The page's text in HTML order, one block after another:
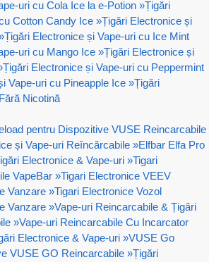
uri cu Cola Ice la e-Potion »Țigări
Cotton Candy Ice »Țigări Electronice și
Țigări Electronice și Vape-uri cu Ice Mint
uri cu Mango Ice »Țigări Electronice și
Țigări Electronice și Vape-uri cu Peppermint
Vape-uri cu Pineapple Ice »Țigări
Nicotină
pentru Dispozitive VUSE Reincarcabile
și Vape-uri Reîncărcabile »Elfbar Elfa Pro
Electronice & Vape-uri »Tigari
VapeBar »Tigari Electronice VEEV
Vanzare »Tigari Electronice Vozol
Vanzare »Vape-uri Reincarcabile & Țigări
»Vape-uri Reincarcabile Cu Incarcator
Electronice & Vape-uri »VUSE Go
VUSE GO Reincarcabile »Țigări